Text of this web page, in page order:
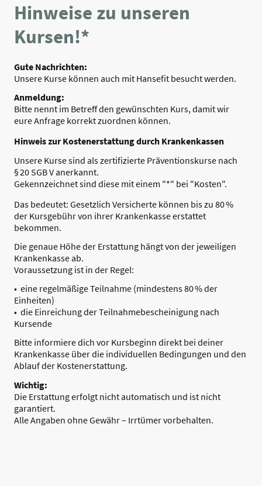
Hinweise zu unseren
Kursen!*
Gute Nachrichten:
Unsere Kurse können auch mit Hansefit besucht werden.
Anmeldung:
Bitte nennt im Betreff den gewünschten Kurs, damit wir
eure Anfrage korrekt zuordnen können.
Hinweis zur Kostenerstattung durch Krankenkassen
Unsere Kurse sind als zertifizierte Präventionskurse nach
§ 20 SGB V anerkannt.
Gekennzeichnet sind diese mit einem "*" bei "Kosten".
Das bedeutet: Gesetzlich Versicherte können bis zu 80 %
der Kursgebühr von ihrer Krankenkasse erstattet
bekommen.
Die genaue Höhe der Erstattung hängt von der jeweiligen
Krankenkasse ab.
Voraussetzung ist in der Regel:
• eine regelmäßige Teilnahme (mindestens 80 % der
Einheiten)
• die Einreichung der Teilnahmebescheinigung nach
Kursende
Bitte informiere dich vor Kursbeginn direkt bei deiner
Krankenkasse über die individuellen Bedingungen und den
Ablauf der Kostenerstattung.
Wichtig:
Die Erstattung erfolgt nicht automatisch und ist nicht
garantiert.
Alle Angaben ohne Gewähr – Irrtümer vorbehalten.